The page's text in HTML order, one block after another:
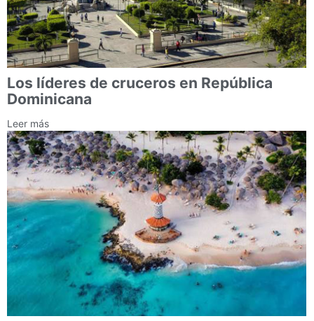
Los líderes de cruceros en República
Dominicana
Leer más